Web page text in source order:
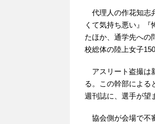
代理人の作花知志
くて気持ち悪い』
たほか、通学先への
校総体の陸上女子
アスリート盗撮は
る。この幹部による
週刊誌に、選手が望
協会側が会場で不